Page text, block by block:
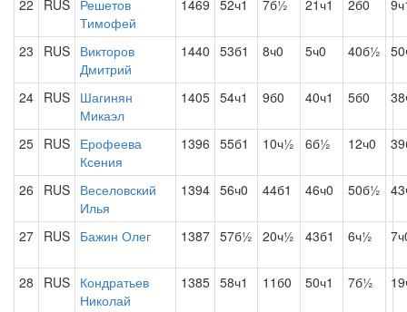
22 RUS Решетов
Тимофей
1469 52ч1 7б½ 21ч1 2б0
23 RUS Викторов
Дмитрий
1440 53б1 8ч0 5ч0 40б½
24 RUS Шагинян
Микаэл
1405 54ч1 9б0 40ч1 5б0
25 RUS Ерофеева
Ксения
1396 55б1 10ч½ 6б½ 12ч0
26 RUS Веселовский
Илья
1394 56ч0 44б1 46ч0 50б½
27 RUS Бажин Олег 1387 57б½ 20ч½ 43б1 6ч½
28 RUS Кондратьев
Николай
1385 58ч1 11б0 50ч1 7б½